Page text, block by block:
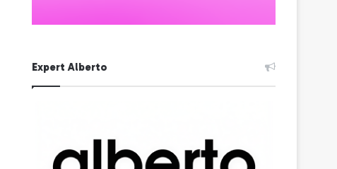
Expert Alberto